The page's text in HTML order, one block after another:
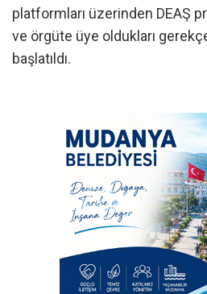
platformları üzerinden DEAŞ
ve örgüte üye oldukları
başlatıldı.